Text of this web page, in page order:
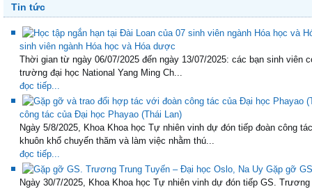
Tin tức
sinh viên ngành Hóa học và Hóa dược
Thời gian từ ngày 06/07/2025 đến ngày 13/07/2025: các bạn sinh viên
trường đại học National Yang Ming Ch...
đọc tiếp...
công tác của Đại học Phayao (Thái Lan)
Ngày 5/8/2025, Khoa Khoa học Tự nhiên vinh dự đón tiếp đoàn công
khuôn khổ chuyến thăm và làm việc nhằm thú...
đọc tiếp...
Gặp gỡ
Ngày 30/7/2025, Khoa Khoa học Tự nhiên vinh dự đón tiếp GS.